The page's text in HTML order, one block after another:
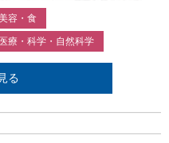
容・食
医療・科学・自然科学
る